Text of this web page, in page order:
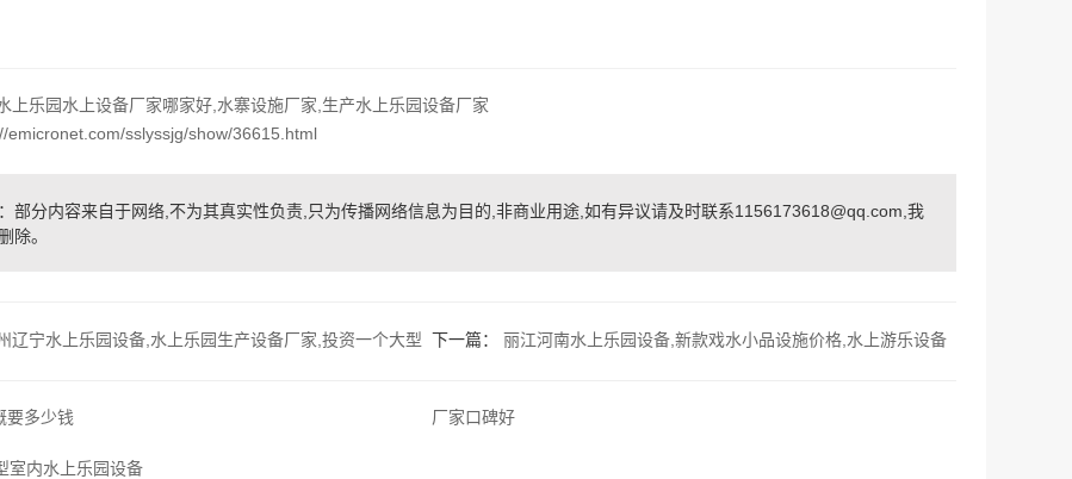
上乐园水上设备厂家哪家好,水寨设施厂家,生产水上乐园设备厂家
emicronet.com/sslyssjg/show/36615.html
部分内容来自于网络,不为其真实性负责,只为传播网络信息为目的,非商业用途,如有异议请及时联系1156173618@qq.com,我
除。
辽宁水上乐园设备,水上乐园生产设备厂家,投资一个大型
要多少钱
下一篇： 丽江河南水上乐园设备,新款戏水小品设施价格,水上游乐设备
厂家口碑好
室内水上乐园设备